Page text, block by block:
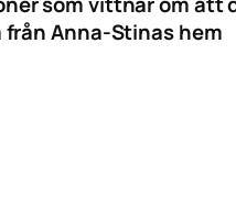
Anna-Stinas hem